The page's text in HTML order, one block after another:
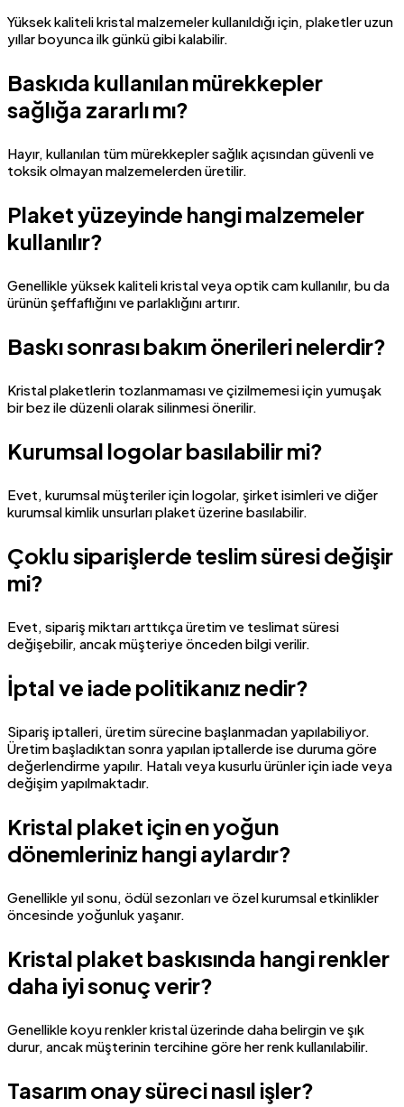
Yüksek kaliteli kristal malzemeler kullanıldığı için, plaketler uzun
yıllar boyunca ilk günkü gibi kalabilir.
Baskıda kullanılan mürekkepler
sağlığa zararlı mı?
Hayır, kullanılan tüm mürekkepler sağlık açısından güvenli ve
toksik olmayan malzemelerden üretilir.
Plaket yüzeyinde hangi malzemeler
kullanılır?
Genellikle yüksek kaliteli kristal veya optik cam kullanılır, bu da
ürünün şeffaflığını ve parlaklığını artırır.
Baskı sonrası bakım önerileri nelerdir?
Kristal plaketlerin tozlanmaması ve çizilmemesi için yumuşak
bir bez ile düzenli olarak silinmesi önerilir.
Kurumsal logolar basılabilir mi?
Evet, kurumsal müşteriler için logolar, şirket isimleri ve diğer
kurumsal kimlik unsurları plaket üzerine basılabilir.
Çoklu siparişlerde teslim süresi değişir
mi?
Evet, sipariş miktarı arttıkça üretim ve teslimat süresi
değişebilir, ancak müşteriye önceden bilgi verilir.
İptal ve iade politikanız nedir?
Sipariş iptalleri, üretim sürecine başlanmadan yapılabiliyor.
Üretim başladıktan sonra yapılan iptallerde ise duruma göre
değerlendirme yapılır. Hatalı veya kusurlu ürünler için iade veya
değişim yapılmaktadır.
Kristal plaket için en yoğun
dönemleriniz hangi aylardır?
Genellikle yıl sonu, ödül sezonları ve özel kurumsal etkinlikler
öncesinde yoğunluk yaşanır.
Kristal plaket baskısında hangi renkler
daha iyi sonuç verir?
Genellikle koyu renkler kristal üzerinde daha belirgin ve şık
durur, ancak müşterinin tercihine göre her renk kullanılabilir.
Tasarım onay süreci nasıl işler?